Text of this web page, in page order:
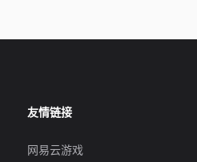
友情链接
网易云游戏